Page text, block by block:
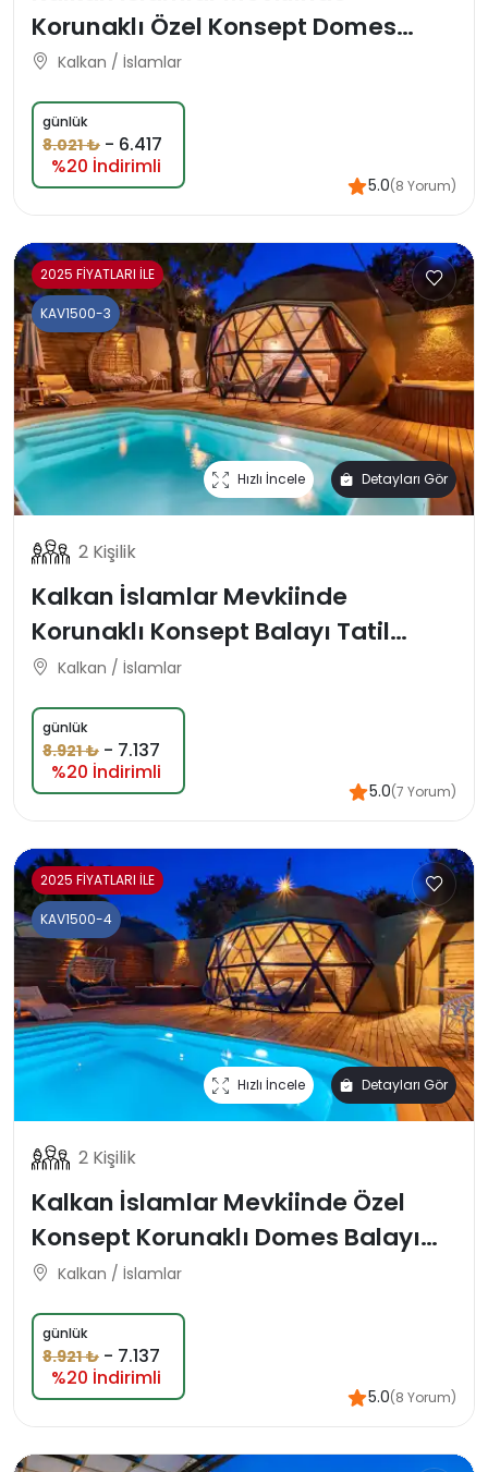
Korunaklı Özel Konsept Domes
Balayı Tatil Villası
Kalkan / İslamlar
günlük
8.021 ₺ - 6.417
%20 İndirimli
5.0(8 Yorum)
2025 FİYATLARI İLE
Hızlı İncele Detayları Gör
KAV1500-3
2 Kişilik
Kalkan İslamlar Mevkiinde
Korunaklı Konsept Balayı Tatil
Villası
Kalkan / İslamlar
günlük
8.921 ₺ - 7.137
%20 İndirimli
5.0(7 Yorum)
2025 FİYATLARI İLE
Hızlı İncele Detayları Gör
KAV1500-4
2 Kişilik
Kalkan İslamlar Mevkiinde Özel
Konsept Korunaklı Domes Balayı
Tatil Villası
Kalkan / İslamlar
günlük
8.921 ₺ - 7.137
%20 İndirimli
5.0(8 Yorum)